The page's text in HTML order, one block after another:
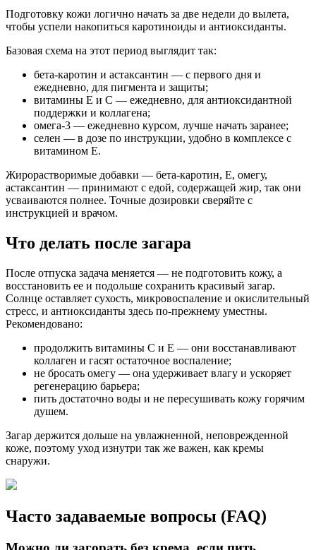
Подготовку кожи логично начать за две недели до вылета,
чтобы успели накопиться каротиноиды и антиоксиданты.
Базовая схема на этот период выглядит так:
бета-каротин и астаксантин — с первого дня и
ежедневно, для пигмента и защиты;
витамины E и C — ежедневно, для антиоксидантной
поддержки и коллагена;
омега-3 — ежедневно курсом, лучше начать заранее;
селен — в дозе по инструкции, удобно в комплексе с
витамином E.
Жирорастворимые добавки — бета-каротин, E, омегу,
астаксантин — принимают с едой, содержащей жир, так они
усваиваются полнее. Точные дозировки сверяйте с
инструкцией и врачом.
Что делать после загара
После отпуска задача меняется — не подготовить кожу, а
восстановить ее и подольше сохранить красивый загар.
Солнце оставляет сухость, микровоспаление и окислительный
стресс, и антиоксиданты здесь по-прежнему уместны.
Рекомендовано:
продолжить витамины C и E — они восстанавливают
коллаген и гасят остаточное воспаление;
не бросать омегу — она удерживает влагу и ускоряет
регенерацию барьера;
пить достаточно воды и не пересушивать кожу горячим
душем.
Загар держится дольше на увлажненной, неповрежденной
коже, поэтому уход изнутри так же важен, как кремы
снаружи.
Часто задаваемые вопросы (FAQ)